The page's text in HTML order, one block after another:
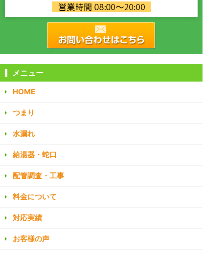
メニュー
HOME
つまり
水漏れ
給湯器・蛇口
配管調査・工事
料金について
対応実績
お客様の声